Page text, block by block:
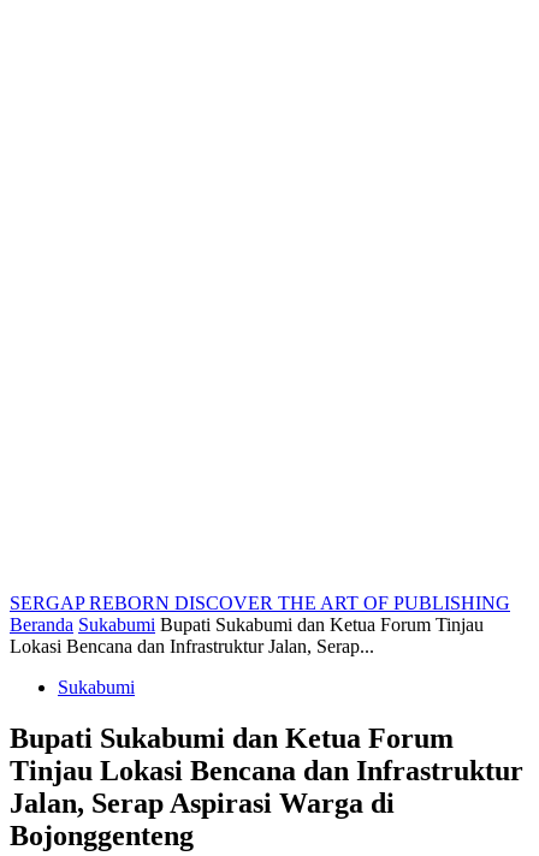
SERGAP REBORN DISCOVER THE ART OF PUBLISHING
Beranda Sukabumi Bupati Sukabumi dan Ketua Forum Tinjau
Lokasi Bencana dan Infrastruktur Jalan, Serap...
Sukabumi
Bupati Sukabumi dan Ketua Forum
Tinjau Lokasi Bencana dan Infrastruktur
Jalan, Serap Aspirasi Warga di
Bojonggenteng